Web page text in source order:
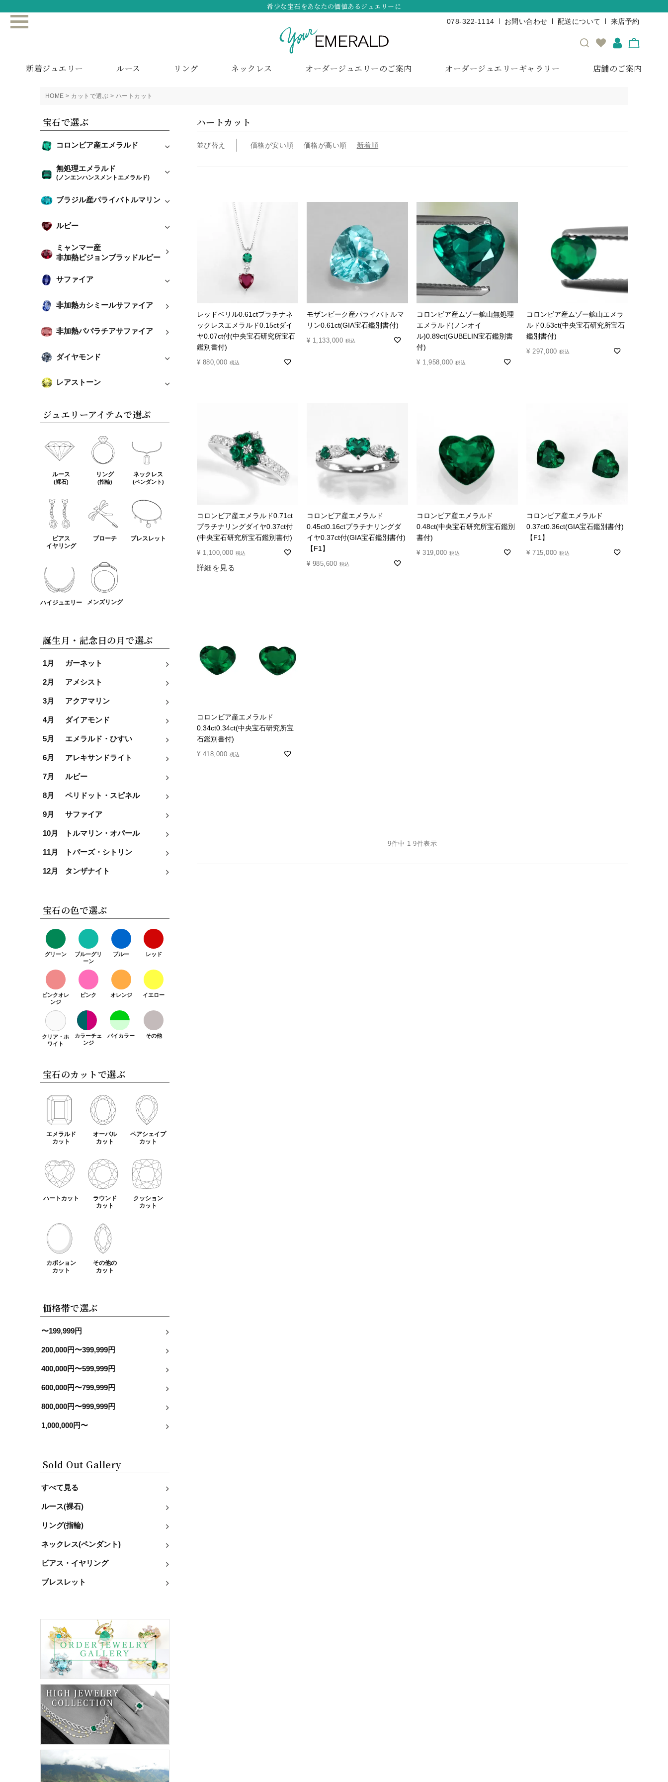
078-322-1114 お問い合わせ 配送について 来店予約
新着ジュエリー ルース リング ネックレス オーダージュエリーのご案内 オーダージュエリーギャラリー 店舗のご案内
希少な宝石をあなたの価値あるジュエリーに
HOME カットで選ぶ ハートカット
宝石で選ぶ
コロンビア産エメラルド
無処理エメラルド
(ノンエンハンスメントエメラルド)
ブラジル産パライバトルマリン
ルビー
ミャンマー産
非加熱ピジョンブラッドルビー
サファイア
非加熱カシミールサファイア
非加熱パパラチアサファイア
ダイヤモンド
レアストーン
ジュエリーアイテムで選ぶ
ルース
(裸石)
リング
(指輪)
ネックレス
(ペンダント)
ピアス
イヤリング
ブローチ ブレスレット
ハイジュエリー メンズリング
誕生月・記念日の月で選ぶ
1月 ガーネット
2月 アメシスト
3月 アクアマリン
4月 ダイアモンド
5月 エメラルド・ひすい
6月 アレキサンドライト
7月 ルビー
8月 ペリドット・スピネル
9月 サファイア
10月 トルマリン・オパール
11月 トパーズ・シトリン
12月 タンザナイト
宝石の色で選ぶ
グリーン
ブルーグリ
ーン
ブルー レッド
ピンクオレ
ンジ
ピンク オレンジ イエロー
クリア・ホ
ワイト
カラーチェ
ンジ
バイカラー その他
宝石のカットで選ぶ
エメラルド
カット
オーバル
カット
ペアシェイプ
カット
ハートカット
ラウンド
カット
クッション
カット
カボション
カット
その他の
カット
価格帯で選ぶ
〜199,999円
200,000円〜399,999円
400,000円〜599,999円
600,000円〜799,999円
800,000円〜999,999円
1,000,000円〜
Sold Out Gallery
すべて見る
ルース(裸石)
リング(指輪)
ネックレス(ペンダント)
ピアス・イヤリング
ブレスレット
ハートカット
並び替え 価格が安い順 価格が高い順 新着順
レッドベリル0.61ctプラチナネ
ックレスエメラルド0.15ctダイ
ヤ0.07ct付(中央宝石研究所宝石
鑑別書付)
¥ 880,000 税込
モザンビーク産パライバトルマ
リン0.61ct(GIA宝石鑑別書付)
¥ 1,133,000 税込
コロンビア産ムゾー鉱山無処理
エメラルド(ノンオイ
ル)0.89ct(GUBELIN宝石鑑別書
付)
¥ 1,958,000 税込
コロンビア産ムゾー鉱山エメラ
ルド0.53ct(中央宝石研究所宝石
鑑別書付)
¥ 297,000 税込
コロンビア産エメラルド0.71ct
プラチナリングダイヤ0.37ct付
(中央宝石研究所宝石鑑別書付)
¥ 1,100,000 税込
詳細を見る
コロンビア産エメラルド
0.45ct0.16ctプラチナリングダ
イヤ0.37ct付(GIA宝石鑑別書付)
【F1】
¥ 985,600 税込
コロンビア産エメラルド
0.48ct(中央宝石研究所宝石鑑別
書付)
¥ 319,000 税込
コロンビア産エメラルド
0.37ct0.36ct(GIA宝石鑑別書付)
【F1】
¥ 715,000 税込
コロンビア産エメラルド
0.34ct0.34ct(中央宝石研究所宝
石鑑別書付)
¥ 418,000 税込
9件中 1 -9件表示